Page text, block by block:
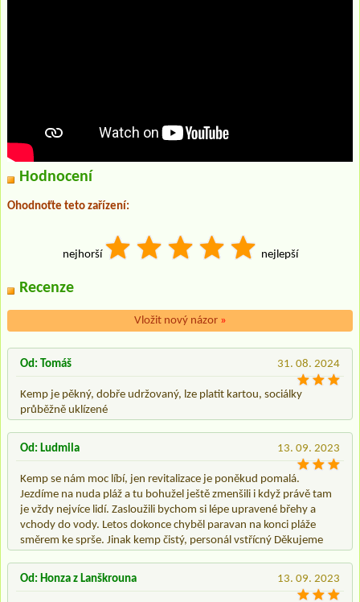
Hodnocení
Ohodnoťte teto zařízení:
nejhorší nejlepší
Recenze
Vložit nový názor »
31. 08. 2024
Od: Tomáš
Kemp je pěkný, dobře udržovaný, lze platit kartou, sociálky
průběžně uklízené
13. 09. 2023
Od: Ludmila
Kemp se nám moc líbí, jen revitalizace je poněkud pomalá.
Jezdíme na nuda pláž a tu bohužel ještě zmenšili i když právě tam
je vždy nejvíce lidí. Zasloužili bychom si lépe upravené břehy a
vchody do vody. Letos dokonce chyběl paravan na konci pláže
směrem ke sprše. Jinak kemp čistý, personál vstřícný Děkujeme
13. 09. 2023
Od: Honza z Lanškrouna